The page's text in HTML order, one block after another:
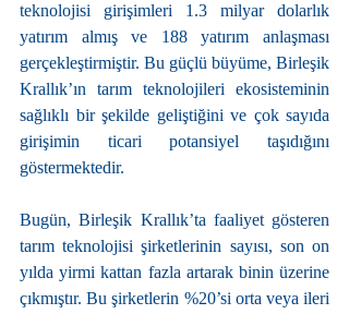
teknolojisi girişimleri 1.3 milyar dolarlık
yatırım almış ve 188 yatırım anlaşması
gerçekleştirmiştir. Bu güçlü büyüme, Birleşik
Krallık’ın tarım teknolojileri ekosisteminin
sağlıklı bir şekilde geliştiğini ve çok sayıda
girişimin ticari potansiyel taşıdığını
göstermektedir.
Bugün, Birleşik Krallık’ta faaliyet gösteren
tarım teknolojisi şirketlerinin sayısı, son on
yılda yirmi kattan fazla artarak binin üzerine
çıkmıştır. Bu şirketlerin %20’si orta veya ileri